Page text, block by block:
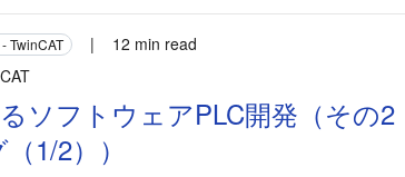
TwinCAT |
12 min read
ソフトウェアPLC開発（その2
1/2））